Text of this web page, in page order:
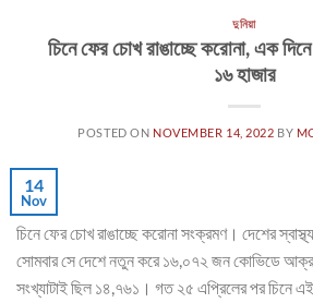
দুনিয়া
চিনে ফের চোখ রাঙাচ্ছে করোনা, এক
১৬ হাজার
POSTED ON NOVEMBER 14, 2022 BY
14
Nov
চিনে ফের চোখ রাঙাচ্ছে করোনা সংক্রমণ। দেশের
সোমবার সে দেশে নতুন করে ১৬,০৭২ জন কোভিডে
সংখ্যাটাই ছিল ১৪,৭৬১। গত ২৫ এপ্রিলের পর চিনে